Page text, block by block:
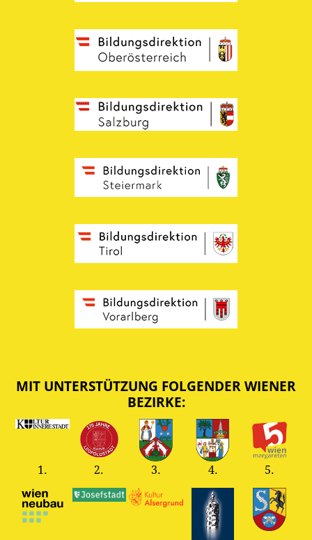
MIT UNTERSTÜTZUNG FOLGENDER WIENER
BEZIRKE:
1. 2. 3. 4. 5.